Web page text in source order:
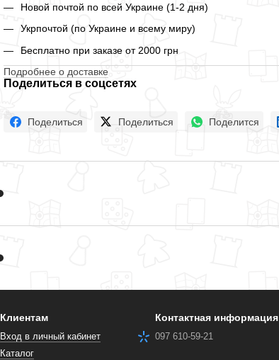
Новой почтой по всей Украине (1-2 дня)
Укрпочтой (по Украине и всему миру)
Бесплатно при заказе от 2000 грн
Подробнее о доставке
Поделиться в соцсетях
Поделиться Поделиться Поделится
Клиентам
Вход в личный кабинет
Каталог
Контактная информация
097 610-59-21